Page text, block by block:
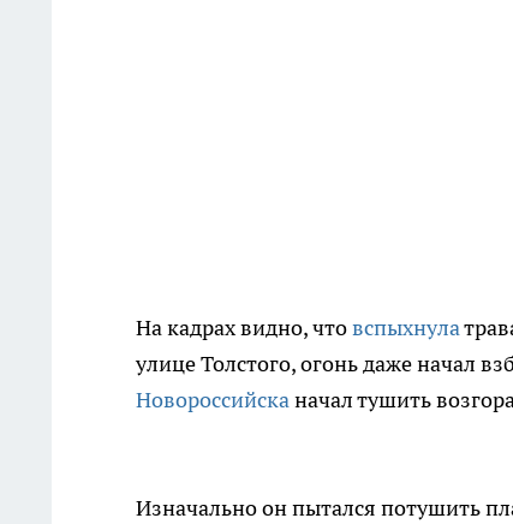
На кадрах видно, чтовспыхнула
улице Толстого, огонь даже начал
Новороссийсканачал тушить
Изначально он пытался потушить